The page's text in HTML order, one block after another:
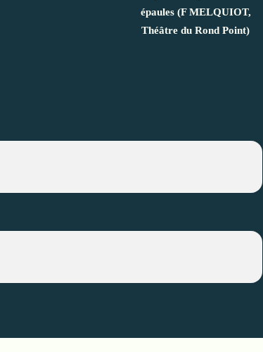
épaules (F MELQUIOT,
Théâtre du Rond Point)